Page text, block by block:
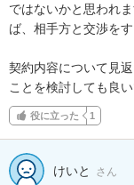
ではないかと思われ
ば、相手方と交渉を
契約内容について見
ことを検討しても良い
役に立った 1
けいと さん